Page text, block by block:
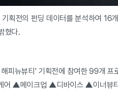
획전의 펀딩 데이터를 분석하여 16
혔다.
뉴뷰티’ 기획전에 참여한 99개 프
어 ▲메이크업 ▲디바이스 ▲이너뷰